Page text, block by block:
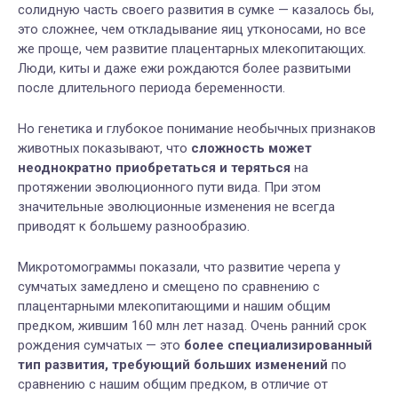
солидную часть своего развития в сумке — казалось бы,
это сложнее, чем откладывание яиц утконосами, но все
же проще, чем развитие плацентарных млекопитающих.
Люди, киты и даже ежи рождаются более развитыми
после длительного периода беременности.
Но генетика и глубокое понимание необычных признаков
животных показывают, что сложность может
неоднократно приобретаться и теряться на
протяжении эволюционного пути вида. При этом
значительные эволюционные изменения не всегда
приводят к большему разнообразию.
Микротомограммы показали, что развитие черепа у
сумчатых замедлено и смещено по сравнению с
плацентарными млекопитающими и нашим общим
предком, жившим 160 млн лет назад. Очень ранний срок
рождения сумчатых — это более специализированный
тип развития, требующий больших изменений по
сравнению с нашим общим предком, в отличие от